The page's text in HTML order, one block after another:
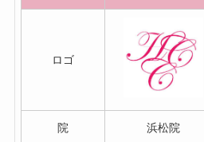
ロゴ
院 浜松院